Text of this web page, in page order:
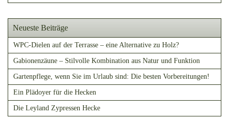
Neueste Beiträge
WPC-Dielen auf der Terrasse – eine Alternative zu Holz?
Gabionenzäune – Stilvolle Kombination aus Natur und Funktion
Gartenpflege, wenn Sie im Urlaub sind: Die besten Vorbereitungen!
Ein Plädoyer für die Hecken
Die Leyland Zypressen Hecke